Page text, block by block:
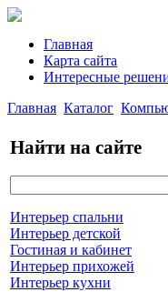
Главная
Карта сайта
Интересные
Главная Каталог
Найти на сайте
Интерьер спальни
Интерьер детской
Гостиная и кабинет
Интерьер прихожей
Интерьер кухни